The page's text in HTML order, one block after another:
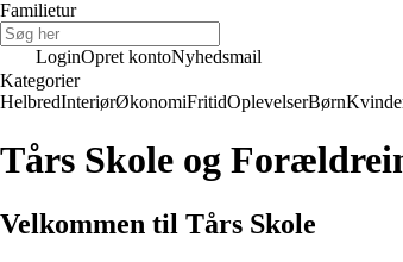
Familietur
LoginOpret kontoNyhedsmail
Kategorier
HelbredInteriørØkonomiFritidOplevelserBørn
Tårs Skole og
Velkommen til Tårs Skole